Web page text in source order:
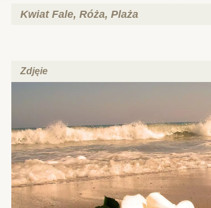
Kwiat Fale, Róża, Plaża
Zdjęie